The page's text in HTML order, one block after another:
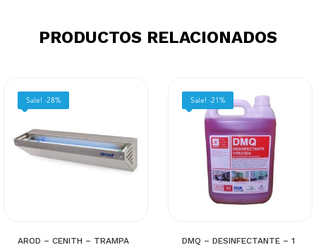
PRODUCTOS RELACIONADOS
Sale! -28%
AROD – CENITH – TRAMPA
Sale! -21%
DMQ – DESINFECTANTE – 1